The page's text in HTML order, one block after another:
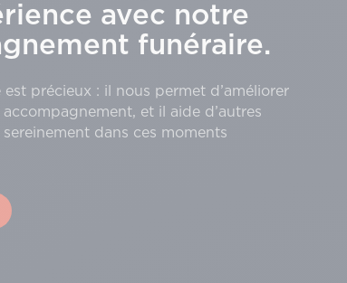
avec notre
funéraire.
précieux : il nous permet d’améliorer
et il aide d’autres
dans ces moments